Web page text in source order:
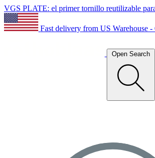
VGS PLATE: el primer tornillo reutilizable
Fast delivery from US Warehouse -
Open Search